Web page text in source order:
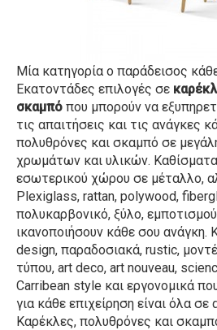
Μία κατηγορία ο παράδεισος
Εκατοντάδες επιλογές σε
σκαμπό που μπορούν να
τις απαιτήσεις και τις ανάγκες
πολυθρόνες και σκαμπό σε
χρωμάτων και υλικών.
εσωτερικού χώρου σε μέταλλο,
Plexiglass, rattan, polywood,
πολυκαρβονικό, ξύλο,
ικανοποιήσουν κάθε σου ανάγκη.
design, παραδοσιακά, rustic,
τύπου, art deco, art nouveau,
Carribean style και εργονομικά
για κάθε επιχείρηση είναι όλα σε
Καρέκλες, πολυθρόνες και